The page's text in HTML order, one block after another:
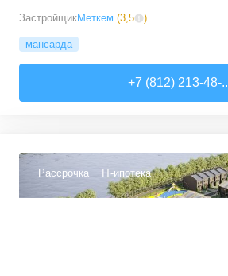
ЗастройщикМеткем (3,5 )
мансарда
+7 (812) 213-48-..
Рассрочка IT-ипотека